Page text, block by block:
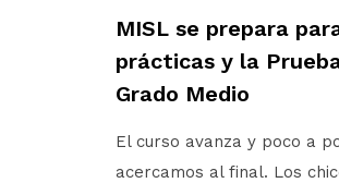
MISL se prepara
prácticas y la
Grado Medio
El curso avanza y poco a
acercamos al final. Los